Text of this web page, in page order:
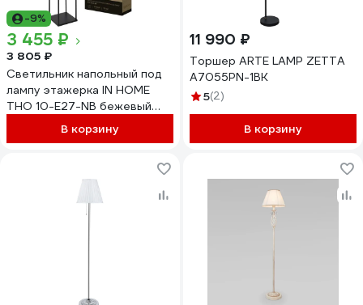
-9%
3 455 ₽
3 805 ₽
Светильник напольный под
лампу этажерка IN HOME
ТНО 10-Е27-NB бежевый
абажур, черный корпус
4690612064475
В корзину
11 990 ₽
Торшер ARTE LAMP ZETTA
A7055PN-1BK
5(2)
В корзину